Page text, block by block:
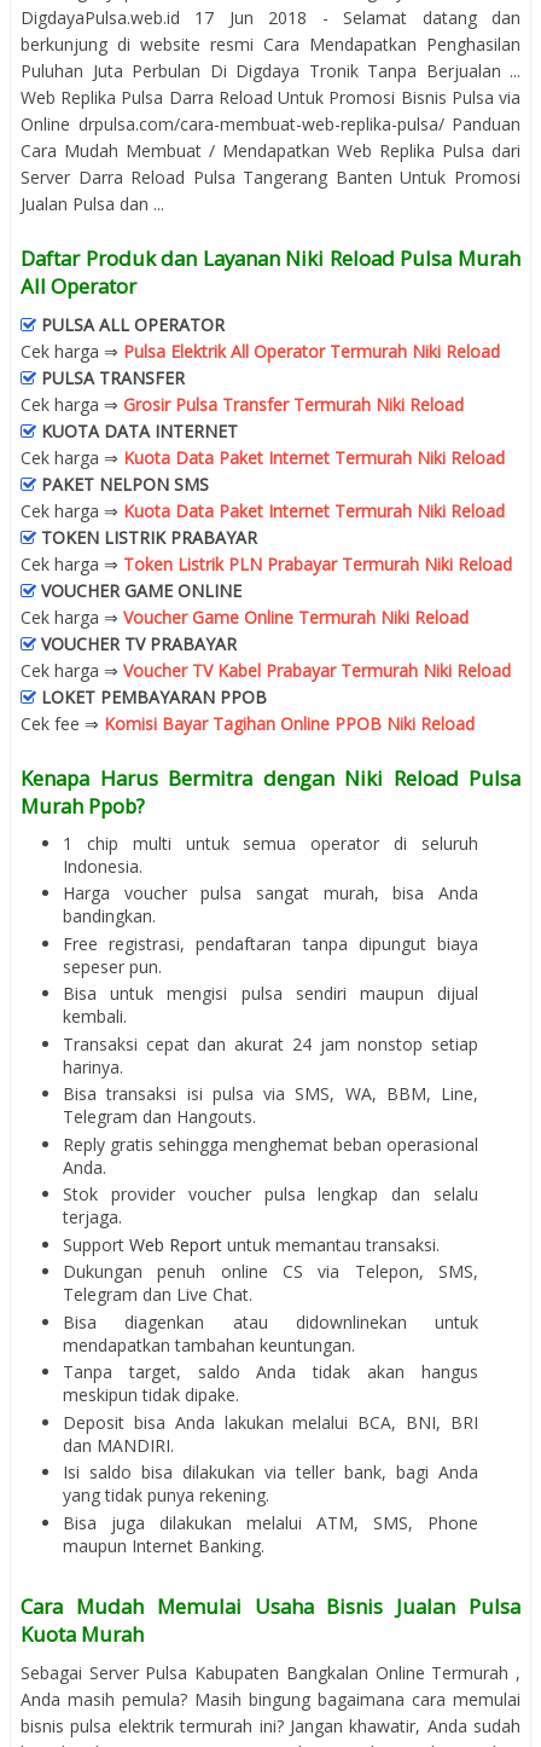
DigdayaPulsa.web.id 17 Jun 2018 - Selamat datang dan
berkunjung di website resmi Cara Mendapatkan Penghasilan
Puluhan Juta Perbulan Di Digdaya Tronik Tanpa Berjualan ...
Web Replika Pulsa Darra Reload Untuk Promosi Bisnis Pulsa via
Online drpulsa.com/cara-membuat-web-replika-pulsa/ Panduan
Cara Mudah Membuat / Mendapatkan Web Replika Pulsa dari
Server Darra Reload Pulsa Tangerang Banten Untuk Promosi
Jualan Pulsa dan ...
Daftar Produk dan Layanan Niki Reload Pulsa Murah
All Operator
PULSA ALL OPERATOR
Cek harga ⇒ Pulsa Elektrik All Operator Termurah Niki Reload
PULSA TRANSFER
Cek harga ⇒ Grosir Pulsa Transfer Termurah Niki Reload
KUOTA DATA INTERNET
Cek harga ⇒ Kuota Data Paket Internet Termurah Niki Reload
PAKET NELPON SMS
Cek harga ⇒ Kuota Data Paket Internet Termurah Niki Reload
TOKEN LISTRIK PRABAYAR
Cek harga ⇒ Token Listrik PLN Prabayar Termurah Niki Reload
VOUCHER GAME ONLINE
Cek harga ⇒ Voucher Game Online Termurah Niki Reload
VOUCHER TV PRABAYAR
Cek harga ⇒ Voucher TV Kabel Prabayar Termurah Niki Reload
LOKET PEMBAYARAN PPOB
Cek fee ⇒ Komisi Bayar Tagihan Online PPOB Niki Reload
Kenapa Harus Bermitra dengan Niki Reload Pulsa
Murah Ppob?
1 chip multi untuk semua operator di seluruh
Indonesia.
Harga voucher pulsa sangat murah, bisa Anda
bandingkan.
Free registrasi, pendaftaran tanpa dipungut biaya
sepeser pun.
Bisa untuk mengisi pulsa sendiri maupun dijual
kembali.
Transaksi cepat dan akurat 24 jam nonstop setiap
harinya.
Bisa transaksi isi pulsa via SMS, WA, BBM, Line,
Telegram dan Hangouts.
Reply gratis sehingga menghemat beban operasional
Anda.
Stok provider voucher pulsa lengkap dan selalu
terjaga.
Support Web Report untuk memantau transaksi.
Dukungan penuh online CS via Telepon, SMS,
Telegram dan Live Chat.
Bisa diagenkan atau didownlinekan untuk
mendapatkan tambahan keuntungan.
Tanpa target, saldo Anda tidak akan hangus
meskipun tidak dipake.
Deposit bisa Anda lakukan melalui BCA, BNI, BRI
dan MANDIRI.
Isi saldo bisa dilakukan via teller bank, bagi Anda
yang tidak punya rekening.
Bisa juga dilakukan melalui ATM, SMS, Phone
maupun Internet Banking.
Cara Mudah Memulai Usaha Bisnis Jualan Pulsa
Kuota Murah
Sebagai Server Pulsa Kabupaten Bangkalan Online Termurah ,
Anda masih pemula? Masih bingung bagaimana cara memulai
bisnis pulsa elektrik termurah ini? Jangan khawatir, Anda sudah